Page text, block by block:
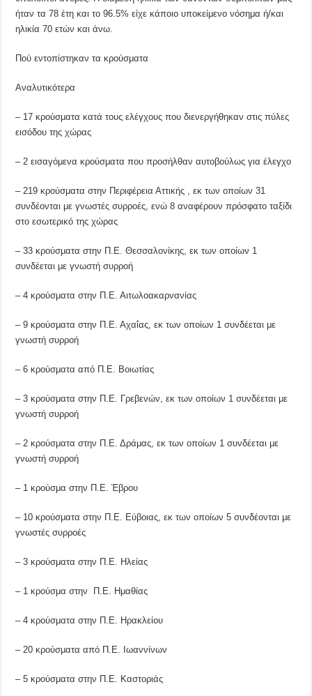
ήταν τα 78 έτη και το 96.5% είχε κάποιο υποκείμενο νόσημα ή/και
ηλικία 70 ετών και άνω.
Πού εντοπίστηκαν τα κρούσματα
Αναλυτικότερα
– 17 κρούσματα κατά τους ελέγχους που διενεργήθηκαν στις πύλες
εισόδου της χώρας
– 2 εισαγόμενα κρούσματα που προσήλθαν αυτοβούλως για έλεγχο
– 219 κρούσματα στην Περιφέρεια Αττικής , εκ των οποίων 31
συνδέονται με γνωστές συρροές, ενώ 8 αναφέρουν πρόσφατο ταξίδι
στο εσωτερικό της χώρας
– 33 κρούσματα στην Π.Ε. Θεσσαλονίκης, εκ των οποίων 1
συνδέεται με γνωστή συρροή
– 4 κρούσματα στην Π.Ε. Αιτωλοακαρνανίας
– 9 κρούσματα στην Π.Ε. Αχαΐας, εκ των οποίων 1 συνδέεται με
γνωστή συρροή
– 6 κρούσματα από Π.Ε. Βοιωτίας
– 3 κρούσματα στην Π.Ε. Γρεβενών, εκ των οποίων 1 συνδέεται με
γνωστή συρροή
– 2 κρούσματα στην Π.Ε. Δράμας, εκ των οποίων 1 συνδέεται με
γνωστή συρροή
– 1 κρούσμα στην Π.Ε. Έβρου
– 10 κρούσματα στην Π.Ε. Εύβοιας, εκ των οποίων 5 συνδέονται με
γνωστές συρροές
– 3 κρούσματα στην Π.Ε. Ηλείας
– 1 κρούσμα στην Π.Ε. Ημαθίας
– 4 κρούσματα στην Π.Ε. Ηρακλείου
– 20 κρούσματα από Π.Ε. Ιωαννίνων
– 5 κρούσματα στην Π.Ε. Καστοριάς